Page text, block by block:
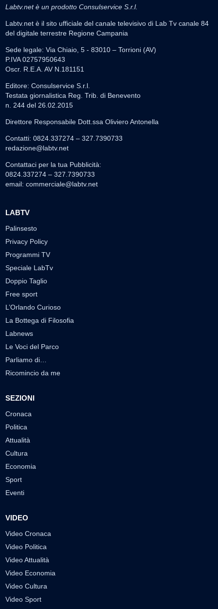
Labtv.net è un prodotto Consulservice S.r.l.
Labtv.net è il sito ufficiale del canale televisivo di Lab Tv canale 84
del digitale terrestre Regione Campania
Sede legale: Via Chiaio, 5 - 83010 – Torrioni (AV)
P.IVA 02757950643
Oscr. R.E.A. AV N.181151
Editore: Consulservice S.r.l.
Testata giornalistica Reg. Trib. di Benevento
n. 244 del 26.02.2015
Direttore Responsabile Dott.ssa Oliviero Antonella
Contatti: 0824.337274 – 327.7390733
redazione@labtv.net
Contattaci per la tua Pubblicità:
0824.337274 – 327.7390733
email: commerciale@labtv.net
LABTV
Palinsesto
Privacy Policy
Programmi TV
Speciale LabTv
Doppio Taglio
Free sport
L’Orlando Curioso
La Bottega di Filosofia
Labnews
Le Voci del Parco
Parliamo di…
Ricomincio da me
SEZIONI
Cronaca
Politica
Attualità
Cultura
Economia
Sport
Eventi
VIDEO
Video Cronaca
Video Politica
Video Attualità
Video Economia
Video Cultura
Video Sport